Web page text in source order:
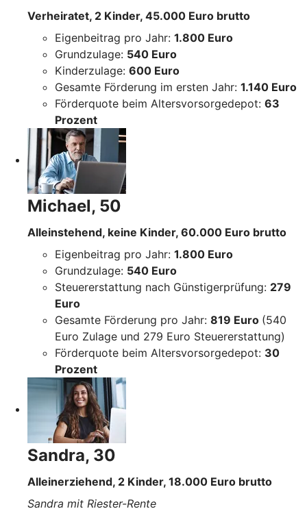
Verheiratet, 2 Kinder, 45.000 Euro brutto
Eigenbeitrag pro Jahr: 1.800 Euro
Grundzulage: 540 Euro
Kinderzulage: 600 Euro
Gesamte Förderung im ersten Jahr: 1.140 Euro
Förderquote beim Altersvorsorgedepot: 63
Prozent
Michael, 50
Alleinstehend, keine Kinder, 60.000 Euro brutto
Eigenbeitrag pro Jahr: 1.800 Euro
Grundzulage: 540 Euro
Steuererstattung nach Günstigerprüfung: 279
Euro
Gesamte Förderung pro Jahr: 819 Euro (540
Euro Zulage und 279 Euro Steuererstattung)
Förderquote beim Altersvorsorgedepot: 30
Prozent
Sandra, 30
Alleinerziehend, 2 Kinder, 18.000 Euro brutto
Sandra mit Riester-Rente